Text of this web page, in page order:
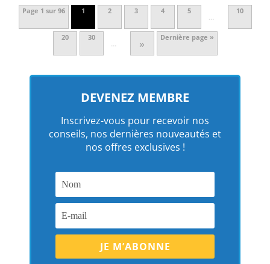
Page 1 sur 96 1 2 3 4 5
…
10
20 30
… » Dernière page »
DEVENEZ MEMBRE
Inscrivez-vous pour recevoir nos
conseils, nos dernières nouveautés et
nos offres exclusives !